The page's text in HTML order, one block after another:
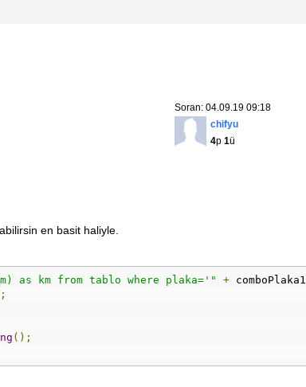
Soran: 04.09.19 09:18
chifyu
4p 1ü
en basit haliyle.
as km from tablo where plaka='" + comboPlaka1
();